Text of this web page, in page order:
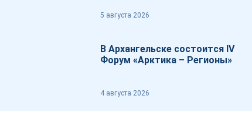
5 августа 2026
В Архангельске состоится IV
Форум «Арктика – Регионы»
4 августа 2026